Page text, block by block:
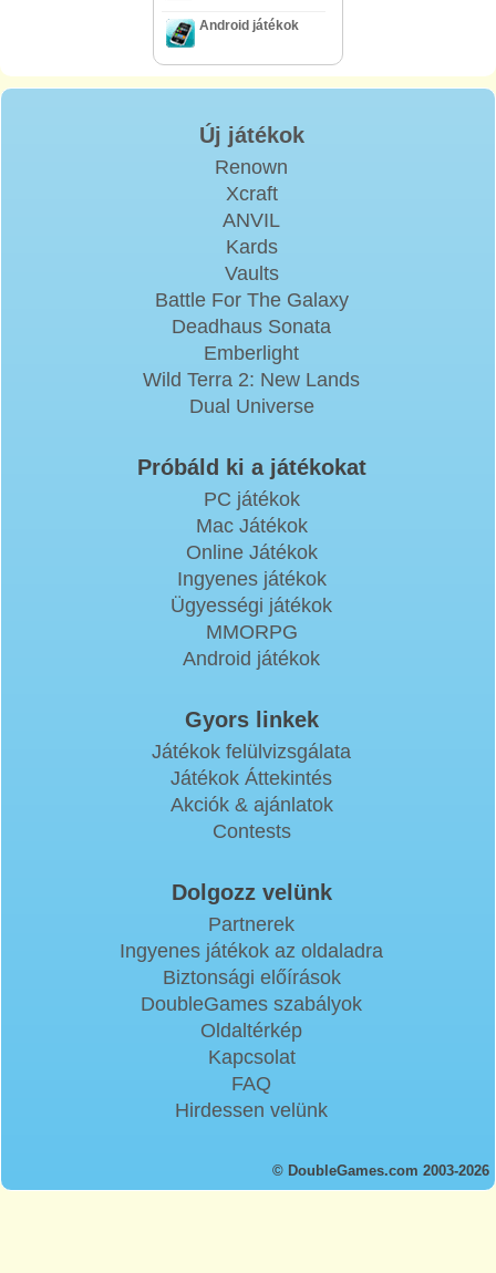
Android játékok
Új játékok
Renown
Xcraft
ANVIL
Kards
Vaults
Battle For The Galaxy
Deadhaus Sonata
Emberlight
Wild Terra 2: New Lands
Dual Universe
Próbáld ki a játékokat
PC játékok
Mac Játékok
Online Játékok
Ingyenes játékok
Ügyességi játékok
MMORPG
Android játékok
Gyors linkek
Játékok felülvizsgálata
Játékok Áttekintés
Akciók & ajánlatok
Contests
Dolgozz velünk
Partnerek
Ingyenes játékok az oldaladra
Biztonsági előírások
DoubleGames szabályok
Oldaltérkép
Kapcsolat
FAQ
Hirdessen velünk
© DoubleGames.com 2003-2026